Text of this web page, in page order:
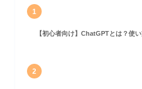
1
【初心者向け】ChatGPTとは？使
2